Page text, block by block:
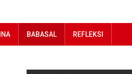
BABASAL REFLEKSI